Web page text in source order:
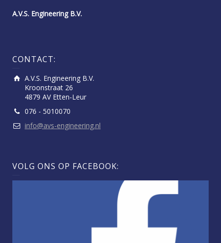
A.V.S. Engineering B.V.
CONTACT:
A.V.S. Engineering B.V.
Kroonstraat 26
4879 AV Etten-Leur
076 - 5010070
info@avs-engineering.nl
VOLG ONS OP FACEBOOK: